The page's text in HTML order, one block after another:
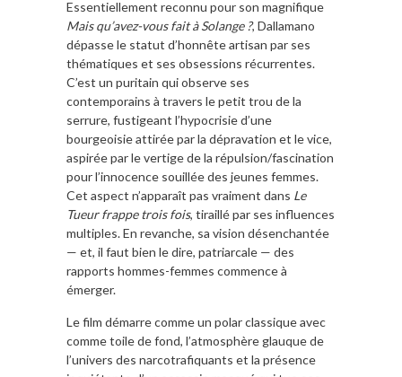
Essentiellement reconnu pour son magnifique
Mais qu’avez-vous fait à Solange ?, Dallamano
dépasse le statut d’honnête artisan par ses
thématiques et ses obsessions récurrentes.
C’est un puritain qui observe ses
contemporains à travers le petit trou de la
serrure, fustigeant l’hypocrisie d’une
bourgeoisie attirée par la dépravation et le vice,
aspirée par le vertige de la répulsion/fascination
pour l’innocence souillée des jeunes femmes.
Cet aspect n’apparaît pas vraiment dans Le
Tueur frappe trois fois, tiraillé par ses influences
multiples. En revanche, sa vision désenchantée
— et, il faut bien le dire, patriarcale — des
rapports hommes-femmes commence à
émerger.
Le film démarre comme un polar classique avec
comme toile de fond, l’atmosphère glauque de
l’univers des narcotrafiquants et la présence